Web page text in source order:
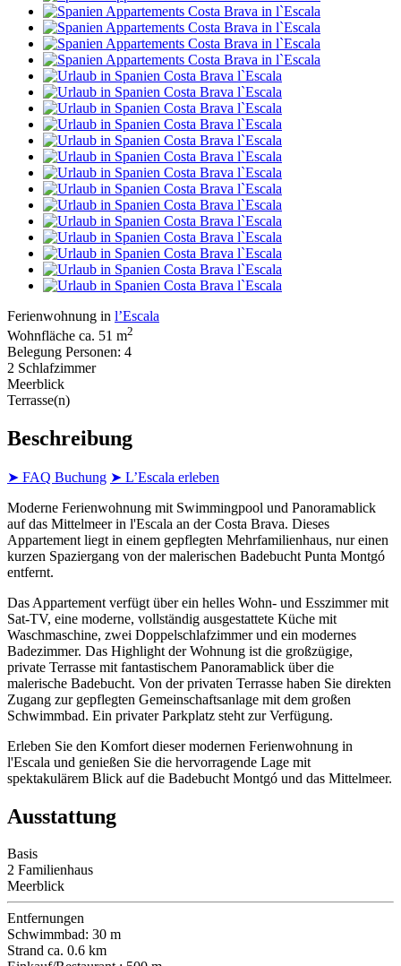
Ferienwohnung in l’Escala
Wohnfläche ca. 51 m2
Belegung Personen: 4
2 Schlafzimmer
Meerblick
Terrasse(n)
Beschreibung
➤ FAQ Buchung ➤ L’Escala erleben
Moderne Ferienwohnung mit Swimmingpool und Panoramablick
auf das Mittelmeer in l'Escala an der Costa Brava. Dieses
Appartement liegt in einem gepflegten Mehrfamilienhaus, nur einen
kurzen Spaziergang von der malerischen Badebucht Punta Montgó
entfernt.
Das Appartement verfügt über ein helles Wohn- und Esszimmer mit
Sat-TV, eine moderne, vollständig ausgestattete Küche mit
Waschmaschine, zwei Doppelschlafzimmer und ein modernes
Badezimmer. Das Highlight der Wohnung ist die großzügige,
private Terrasse mit fantastischem Panoramablick über die
malerische Badebucht. Von der privaten Terrasse haben Sie direkten
Zugang zur gepflegten Gemeinschaftsanlage mit dem großen
Schwimmbad. Ein privater Parkplatz steht zur Verfügung.
Erleben Sie den Komfort dieser modernen Ferienwohnung in
l'Escala und genießen Sie die hervorragende Lage mit
spektakulärem Blick auf die Badebucht Montgó und das Mittelmeer.
Ausstattung
Basis
2 Familienhaus
Meerblick
Entfernungen
Schwimmbad: 30 m
Strand ca. 0.6 km